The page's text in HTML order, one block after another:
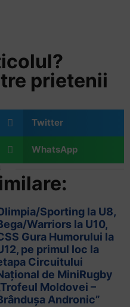
prietenii
Twitter
WhatsApp
Sporting la U8,
Warriors la U10,
Gura Humorului la
pe primul loc la
Circuitului
de MiniRugby
Moldovei –
Andronic”